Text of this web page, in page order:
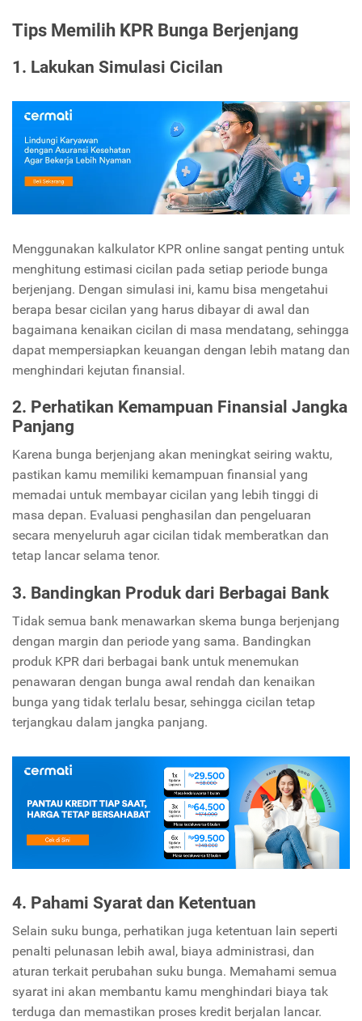
Tips Memilih KPR Bunga Berjenjang
1. Lakukan Simulasi Cicilan
Menggunakan kalkulator KPR online sangat penting untuk
menghitung estimasi cicilan pada setiap periode bunga
berjenjang. Dengan simulasi ini, kamu bisa mengetahui
berapa besar cicilan yang harus dibayar di awal dan
bagaimana kenaikan cicilan di masa mendatang, sehingga
dapat mempersiapkan keuangan dengan lebih matang dan
menghindari kejutan finansial.
2. Perhatikan Kemampuan Finansial Jangka
Panjang
Karena bunga berjenjang akan meningkat seiring waktu,
pastikan kamu memiliki kemampuan finansial yang
memadai untuk membayar cicilan yang lebih tinggi di
masa depan. Evaluasi penghasilan dan pengeluaran
secara menyeluruh agar cicilan tidak memberatkan dan
tetap lancar selama tenor.
3. Bandingkan Produk dari Berbagai Bank
Tidak semua bank menawarkan skema bunga berjenjang
dengan margin dan periode yang sama. Bandingkan
produk KPR dari berbagai bank untuk menemukan
penawaran dengan bunga awal rendah dan kenaikan
bunga yang tidak terlalu besar, sehingga cicilan tetap
terjangkau dalam jangka panjang.
4. Pahami Syarat dan Ketentuan
Selain suku bunga, perhatikan juga ketentuan lain seperti
penalti pelunasan lebih awal, biaya administrasi, dan
aturan terkait perubahan suku bunga. Memahami semua
syarat ini akan membantu kamu menghindari biaya tak
terduga dan memastikan proses kredit berjalan lancar.